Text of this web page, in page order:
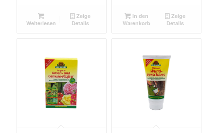
Weiterlesen
Zeige
Details
In den
Warenkorb
Zeige
Details